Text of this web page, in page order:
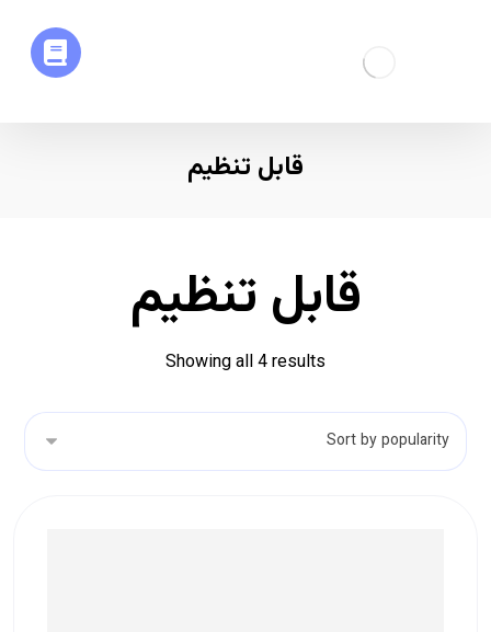
قابل تنظیم
قابل تنظیم
Showing all 4 results